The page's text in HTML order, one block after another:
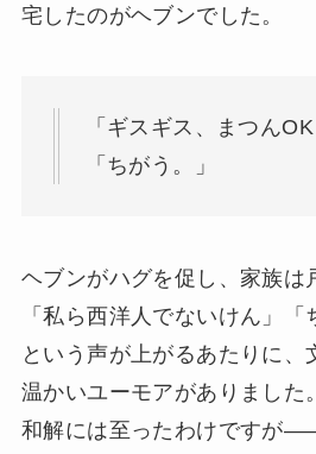
宅したのがヘブンでした。
「ギスギス、まつん
「ちがう。」
ヘブンがハグを促し、家族は
「私ら西洋人でないけん」「
という声が上がるあたりに、
温かいユーモアがありました
和解には至ったわけですが